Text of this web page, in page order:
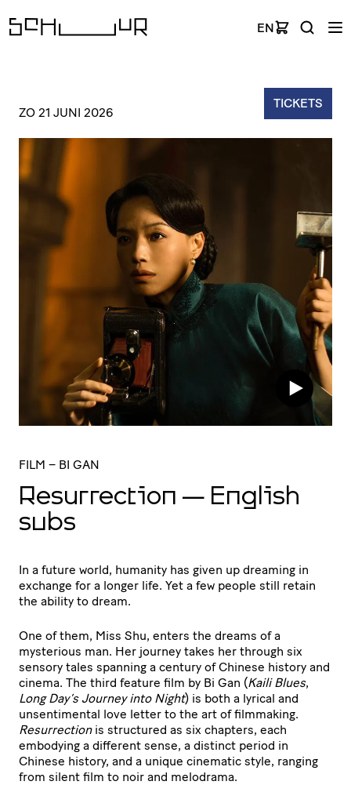
EN
TICKETS
ZO 21 JUNI 2026
FILM – BI GAN
Resur­rec­tion — English
subs
In a future world, humanity has given up dreaming in
exchange for a longer life. Yet a few people still retain
the ability to dream.
One of them, Miss Shu, enters the dreams of a
mysterious man. Her journey takes her through six
sensory tales spanning a century of Chinese history and
cinema. The third feature film by Bi Gan (Kaili Blues,
Long Day’s Journey into Night) is both a lyrical and
unsentimental love letter to the art of filmmaking.
Resurrectionis structured as six chapters, each
embodying a different sense, a distinct period in
Chinese history, and a unique cinematic style, ranging
from silent film to noir and melodrama.